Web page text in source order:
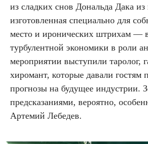
из сладких снов Дональда Дака
изготовленная специально для
место и иронических штрихам —
турбулентной экономики в роли
мероприятии выступили таролог,
хиромант, которые давали гостям
прогнозы на будущее индустрии.
предсказаниями, вероятно,
Артемий Лебедев.